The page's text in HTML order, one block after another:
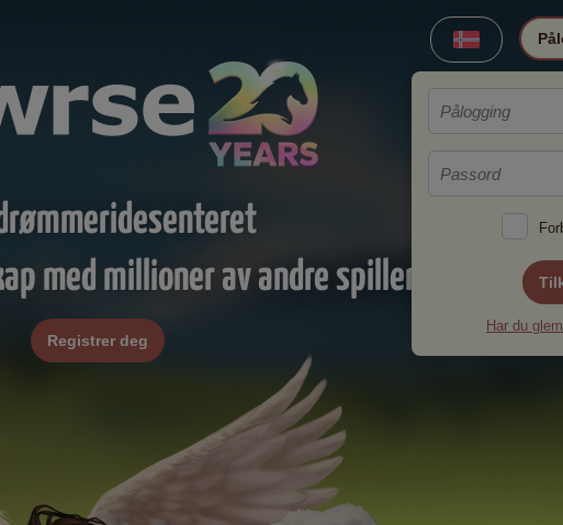
Har du
med millioner av andre spillere!
Registrer deg